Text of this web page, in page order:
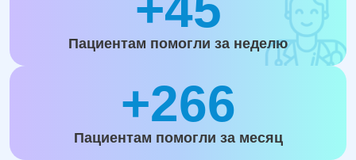
Пациентам помогли за неделю
+266
Пациентам помогли за месяц